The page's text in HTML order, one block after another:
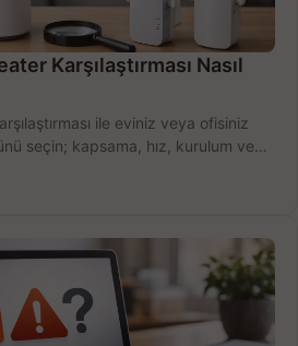
Karşılaştırması Nasıl
ile eviniz veya ofisiniz
seçin; kapsama, hız, kurulum ve